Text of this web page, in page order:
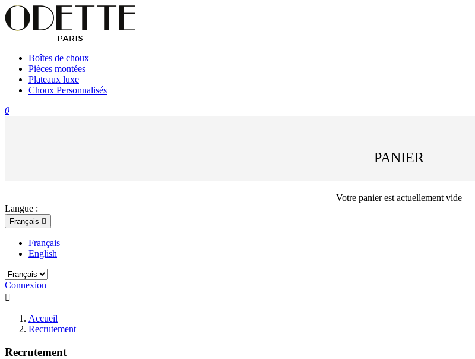
Boîtes de choux
Pièces montées
Plateaux luxe
Choux Personnalisés
0
PANIER
Votre panier est actuellement vide
Langue :
Français 
Français
English
Connexion

Accueil
Recrutement
Recrutement